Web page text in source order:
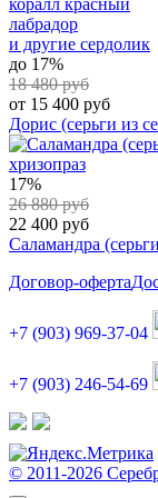
лабрадор
и другие сердолик
до 17%
18 480 руб
от 15 400 руб
Дорис (серьги из
хризопраз
17%
26 880 руб
22 400 руб
Саламандра
Договор-оферта
+7 (903) 969-37-04
+7 (903) 246-54-69
© 2011-2026